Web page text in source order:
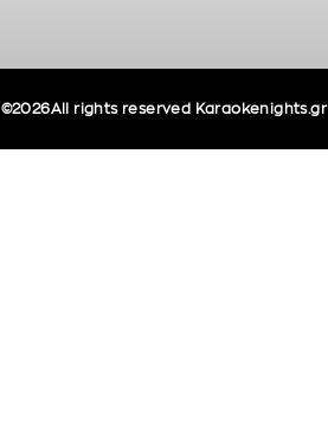
©2026All rights reserved Karaokenights.gr